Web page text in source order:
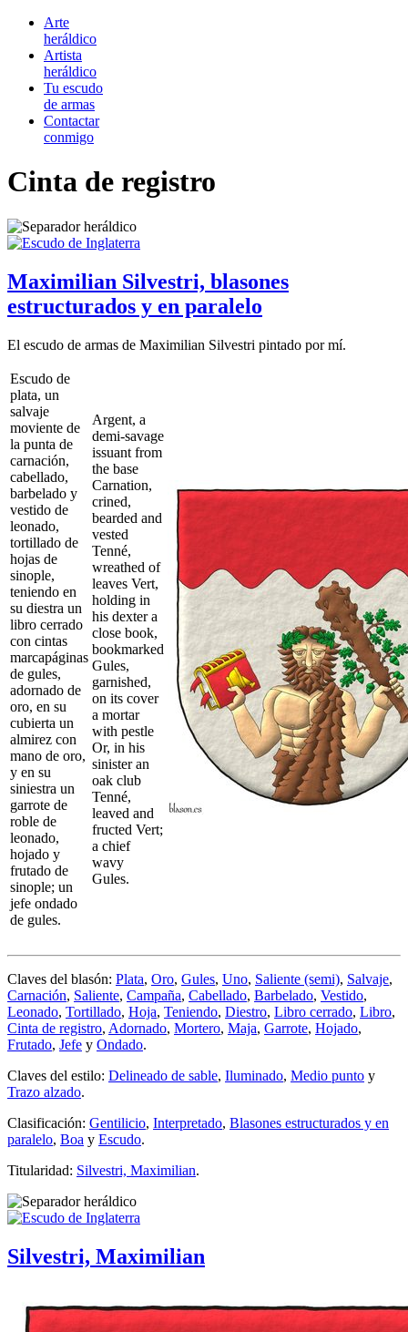
Arte
heráldico
Artista
heráldico
Tu escudo
de armas
Contactar
conmigo
Cinta de registro
Maximilian Silvestri, blasones
estructurados y en paralelo
El escudo de armas de Maximilian Silvestri pintado por mí.
Escudo de
plata, un
salvaje
moviente de
la punta de
carnación,
cabellado,
barbelado y
vestido de
leonado,
tortillado de
hojas de
sinople,
teniendo en
su diestra un
libro cerrado
con cintas
marcapáginas
de gules,
adornado de
oro, en su
cubierta un
almirez con
mano de oro,
y en su
siniestra un
garrote de
roble de
leonado,
hojado y
frutado de
sinople; un
jefe ondado
de gules.
Argent, a
demi-savage
issuant from
the base
Carnation,
crined,
bearded and
vested
Tenné,
wreathed of
leaves Vert,
holding in
his dexter a
close book,
bookmarked
Gules,
garnished,
on its cover
a mortar
with pestle
Or, in his
sinister an
oak club
Tenné,
leaved and
fructed Vert;
a chief
wavy
Gules.
Claves del blasón: Plata, Oro, Gules, Uno, Saliente (semi), Salvaje,
Carnación, Saliente, Campaña, Cabellado, Barbelado, Vestido,
Leonado, Tortillado, Hoja, Teniendo, Diestro, Libro cerrado, Libro,
Cinta de registro, Adornado, Mortero, Maja, Garrote, Hojado,
Frutado, Jefe y Ondado.
Claves del estilo: Delineado de sable, Iluminado, Medio punto y
Trazo alzado.
Clasificación: Gentilicio, Interpretado, Blasones estructurados y en
paralelo, Boa y Escudo.
Titularidad: Silvestri, Maximilian.
Silvestri, Maximilian